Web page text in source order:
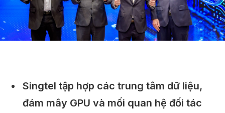
Singtel tập hợp các trung tâm dữ liệu,
đám mây GPU và mối quan hệ đối tác